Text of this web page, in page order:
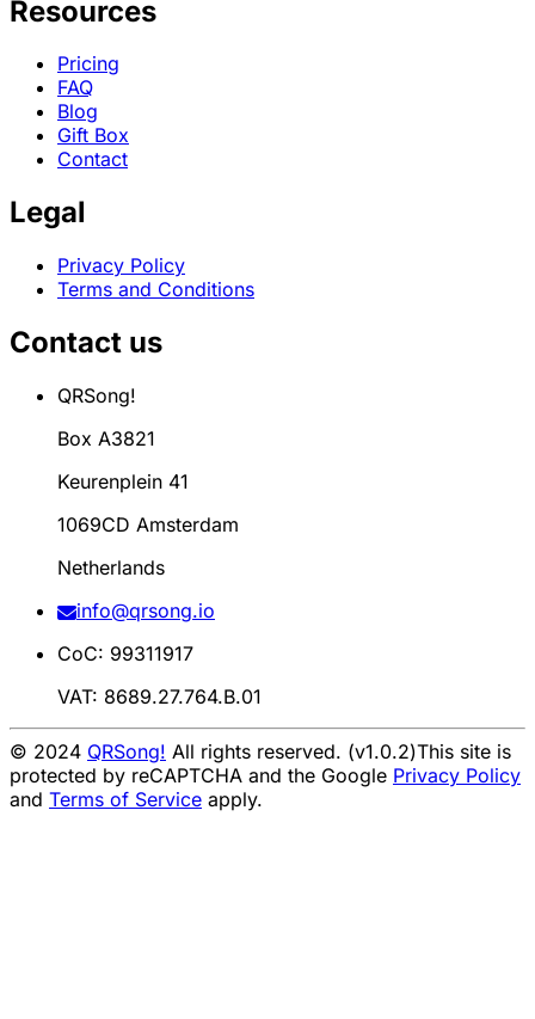
Resources
Pricing
FAQ
Blog
Gift Box
Contact
Legal
Privacy Policy
Terms and Conditions
Contact us
QRSong!
Box A3821
Keurenplein 41
1069CD Amsterdam
Netherlands
info@qrsong.io
CoC: 99311917
VAT: 8689.27.764.B.01
© 2024 QRSong! All rights reserved. (v1.0.2)This site is
protected by reCAPTCHA and the Google Privacy Policy
and Terms of Service apply.